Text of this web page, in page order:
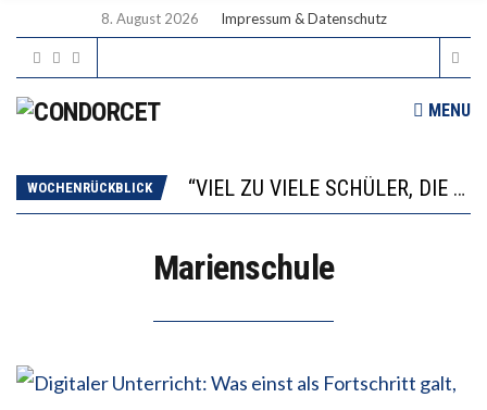
8. August 2026 Impressum & Datenschutz
MENU
WOCHENRÜCKBLICK
“VIEL ZU VIELE SCHÜLER, DIE GEMESSEN AN IHREN FÄHIGKEITEN GAR NICHT ANS GYMNASIUM GEHÖREN”
DIE GANZE HILFLOSIGKEIT DES BILDUNGSBÜRGERTUMS
Marienschule